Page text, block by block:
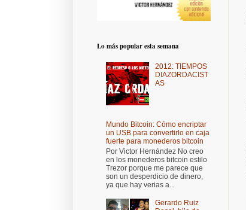
Lo más popular esta semana
2012: TIEMPOS
DIAZORDACIST
AS
Mundo Bitcoin: Cómo encriptar
un USB para convertirlo en caja
fuerte para monederos bitcoin
Por Victor Hernández No creo
en los monederos bitcoin estilo
Trezor porque me parece que
son un desperdicio de dinero,
ya que hay verias a...
Gerardo Ruiz